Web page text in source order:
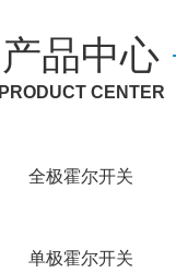
产品中心
PRODUCT CENTER
全极霍尔开关
单极霍尔开关